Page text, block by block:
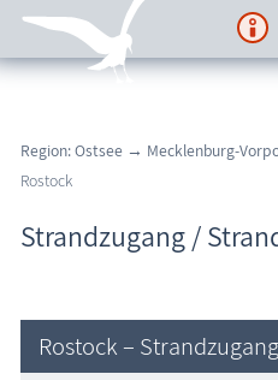
Regionales
Urlaubsorte
Freizeit
Region: Ostsee → Mecklenburg-
Rostock
Strandzugang /
Rostock –